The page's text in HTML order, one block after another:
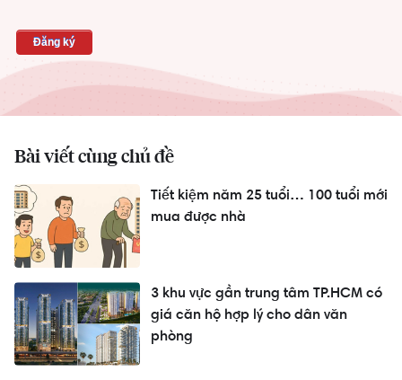
Bài viết cùng chủ đề
Tiết kiệm năm 25 tuổi… 100 tuổi mới
mua được nhà
3 khu vực gần trung tâm TP.HCM có
giá căn hộ hợp lý cho dân văn
phòng